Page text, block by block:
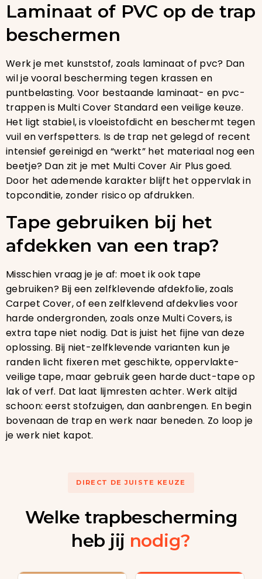
Laminaat of PVC op de trap
beschermen
Werk je met kunststof, zoals laminaat of pvc? Dan
wil je vooral bescherming tegen krassen en
puntbelasting. Voor bestaande laminaat- en pvc-
trappen is Multi Cover Standard een veilige keuze.
Het ligt stabiel, is vloeistofdicht en beschermt tegen
vuil en verfspetters. Is de trap net gelegd of recent
intensief gereinigd en “werkt” het materiaal nog een
beetje? Dan zit je met Multi Cover Air Plus goed.
Door het ademende karakter blijft het oppervlak in
topconditie, zonder risico op afdrukken.
Tape gebruiken bij het
afdekken van een trap?
Misschien vraag je je af: moet ik ook tape
gebruiken? Bij een zelfklevende afdekfolie, zoals
Carpet Cover, of een zelfklevend afdekvlies voor
harde ondergronden, zoals onze Multi Covers, is
extra tape niet nodig. Dat is juist het fijne van deze
oplossing. Bij niet-zelfklevende varianten kun je
randen licht fixeren met geschikte, oppervlakte-
veilige tape, maar gebruik geen harde duct-tape op
lak of verf. Dat laat lijmresten achter. Werk altijd
schoon: eerst stofzuigen, dan aanbrengen. En begin
bovenaan de trap en werk naar beneden. Zo loop je
je werk niet kapot.
DIRECT DE JUISTE KEUZE
Welke trapbescherming
heb jij nodig?